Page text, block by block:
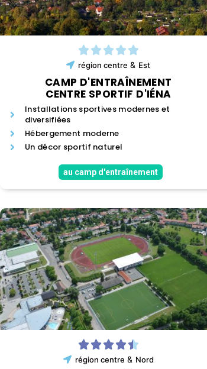
régioncentre & Est
CAMP D'ENTRAÎNEMENT
CENTRE SPORTIF D'IÉNA
Installations sportives modernes et
diversifiées
Hébergement moderne
Un décor sportif naturel
au camp d'entraînement
région centre & Nord